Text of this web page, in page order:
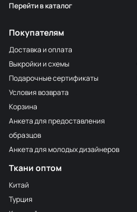
Перейти в каталог
Покупателям
Доставка и оплата
Выкройки и схемы
Подарочные сертификаты
Условия возврата
Корзина
Анкета для предоставления
образцов
Анкета для молодых дизайнеров
Ткани оптом
Китай
Турция